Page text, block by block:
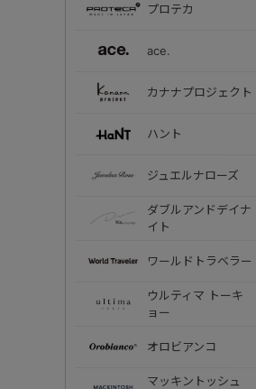
プロテカ
ace.
カナナプロジェクト
ハント
ジュエルナローズ
ダブルアンドデイナ
イト
ワールドトラベラー
ウルティマ トーキ
ョー
オロビアンコ
マッキントッシュ